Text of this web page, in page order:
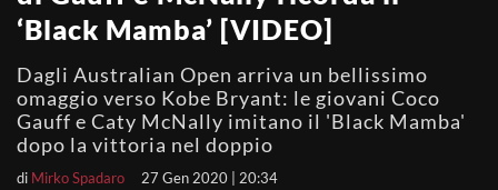
‘Black Mamba’ [VIDEO]
Dagli Australian Open arriva un bellissimo
omaggio verso Kobe Bryant: le giovani Coco
Gauff e Caty McNally imitano il 'Black Mamba'
dopo la vittoria nel doppio
di Mirko Spadaro 27 Gen 2020 | 20:34